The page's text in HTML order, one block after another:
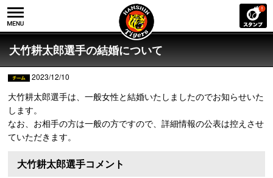
大竹耕太郎選手の結婚について
2023/12/10
大竹耕太郎選手は、一般女性と結婚いたしましたのでお知らせいた
します。
なお、お相手の方は一般の方ですので、詳細情報の公表は控えさせ
ていただきます。
大竹耕太郎選手コメント